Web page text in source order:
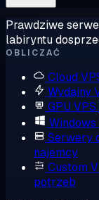
Prawdziwe
labiryntu
OBLICZAĆ
Cloud
Wydajny
GPU VPS
Windows
Serwery
najemcy
Custom
potrzeb